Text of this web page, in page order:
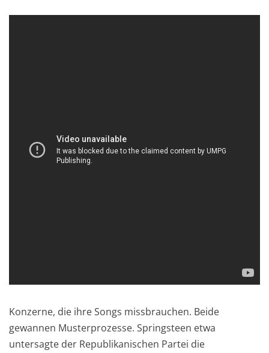
Konzerne, die ihre Songs missbrauchen. Beide
gewannen Musterprozesse. Springsteen etwa
untersagte der Republikanischen Partei die